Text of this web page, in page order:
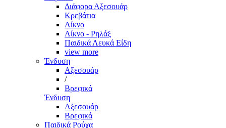
Διάφορα Αξεσουάρ
Κρεβάτια
Λίκνο
Λίκνο - Ρηλάξ
Παιδικά Λευκά Είδη
view more
Ένδυση
Αξεσουάρ
/
Βρεφικά
Ένδυση
Αξεσουάρ
Βρεφικά
Παιδικά Ρούχα